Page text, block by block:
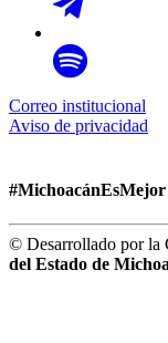
Correo institucional
Aviso de privacidad
#MichoacánEsMejor
© Desarrollado por la
del Estado de